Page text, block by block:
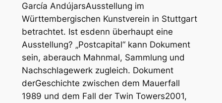
García AndújarsAusstellung im
Württembergischen Kunstverein in Stuttgart
betrachtet. Ist esdenn überhaupt eine
Ausstellung? „Postcapital“ kann Dokument
sein, aberauch Mahnmal, Sammlung und
Nachschlagewerk zugleich. Dokument
derGeschichte zwischen dem Mauerfall
1989 und dem Fall der Twin Towers2001,